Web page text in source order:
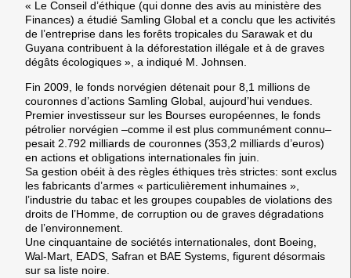
« Le Conseil d’éthique (qui donne des avis au ministère des
Finances) a étudié Samling Global et a conclu que les activités
de l’entreprise dans les forêts tropicales du Sarawak et du
Guyana contribuent à la déforestation illégale et à de graves
dégâts écologiques », a indiqué M. Johnsen.
Fin 2009, le fonds norvégien détenait pour 8,1 millions de
couronnes d’actions Samling Global, aujourd’hui vendues.
Premier investisseur sur les Bourses européennes, le fonds
pétrolier norvégien –comme il est plus communément connu–
pesait 2.792 milliards de couronnes (353,2 milliards d’euros)
en actions et obligations internationales fin juin.
Sa gestion obéit à des règles éthiques très strictes: sont exclus
les fabricants d’armes « particulièrement inhumaines »,
l’industrie du tabac et les groupes coupables de violations des
droits de l’Homme, de corruption ou de graves dégradations
de l’environnement.
Une cinquantaine de sociétés internationales, dont Boeing,
Wal-Mart, EADS, Safran et BAE Systems, figurent désormais
sur sa liste noire.